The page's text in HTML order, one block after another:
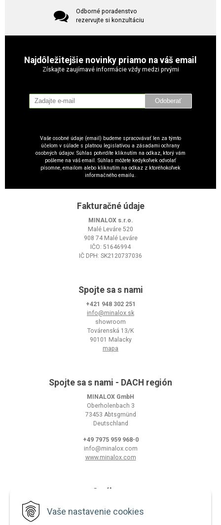
Vaše nastavenie cookies
Odborné poradenstvo
rezervujte si konzultáciu
Najdôležitejšie novinky priamo na váš email
Získajte zaujímavé informácie vždy medzi prvými
Odoberať
Vaše osobné údaje (email) budeme spracovávať len za týmto
účelom v súlade s platnou legislatívou a zásadami ochrany
osobných údajov. Súhlas potvrdíte kliknutím na odkaz, ktorý vám
pošleme na váš email. Súhlas môžete kedykoľvek odvolať
písomne, emailom alebo kliknutím na odkaz z ktoréhokoľvek
informačného emailu.
Fakturačné údaje
MINALOX s.r.o.
Malé Leváre 520
908 74 Malé Leváre
IČO: 51646994
IČ DPH: SK2120737036
Spojte sa s nami
+421 948 302 251
info@minalox.sk
showroom
Továrenská 13/K
90101 Malacky
mapa
Spojte sa s nami - DACH región
MINALOX GmbH
Oberholenbach 3
73453 Abtsgmünd
Deutschland
+49 7975 959 968-0
info@minalox.com
www.minalox.com
O nákupe